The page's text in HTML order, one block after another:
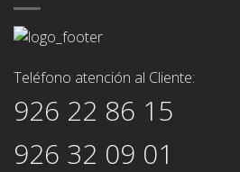
Teléfono atención al Cliente:
926 22 86 15
926 32 09 01